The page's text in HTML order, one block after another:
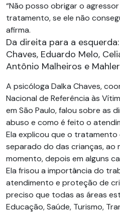
“Não posso obrigar o
tratamento, se ele não
afirma.
Da direita para a
Chaves, Eduardo Melo,
Antônio Malheiros e
A psicóloga Dalka Chaves,
Nacional de Referência às
em São Paulo, falou sobre as
abuso e como é feito o
Ela explicou que o
separado do das crianças, ao
momento, depois em alguns
Ela frisou a importância do
atendimento e proteção de
preciso que todas as áreas
Educação, Saúde, Turismo,